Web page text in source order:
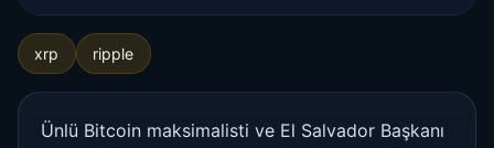
xrp ripple
Ünlü Bitcoin maksimalisti ve El Salvador Başkanı